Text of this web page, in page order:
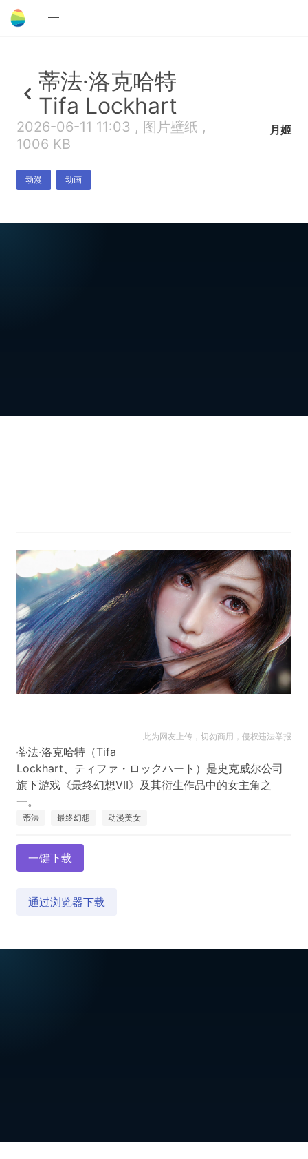
蒂法·洛克哈特
Tifa Lockhart
2026-06-11 11:03 , 图片壁纸 ,
1006 KB
动漫 动画
月姬
此为网友上传，切勿商用，侵权违法举报
蒂法·洛克哈特（Tifa
Lockhart、ティファ・ロックハート）是史克威尔公司
旗下游戏《最终幻想VII》及其衍生作品中的女主角之
蒂法 最终幻想 动漫美女
一键下载
通过浏览器下载